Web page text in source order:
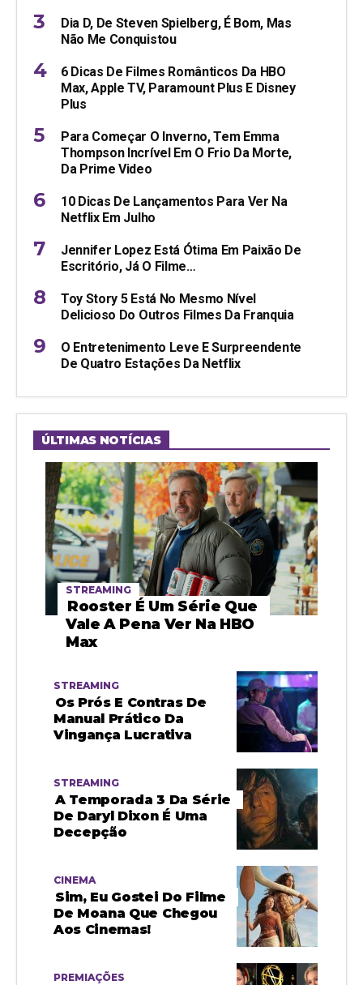
Dia D, De Steven Spielberg, É Bom, Mas
Não Me Conquistou
6 Dicas De Filmes Românticos Da HBO
Max, Apple TV, Paramount Plus E Disney
Plus
Para Começar O Inverno, Tem Emma
Thompson Incrível Em O Frio Da Morte,
Da Prime Video
10 Dicas De Lançamentos Para Ver Na
Netflix Em Julho
Jennifer Lopez Está Ótima Em Paixão De
Escritório, Já O Filme…
Toy Story 5 Está No Mesmo Nível
Delicioso Do Outros Filmes Da Franquia
O Entretenimento Leve E Surpreendente
De Quatro Estações Da Netflix
ÚLTIMAS NOTÍCIAS
STREAMING
Rooster É Um Série Que
Vale A Pena Ver Na HBO
Max
STREAMING
Os Prós E Contras De
Manual Prático Da
Vingança Lucrativa
STREAMING
A Temporada 3 Da Série
De Daryl Dixon É Uma
Decepção
CINEMA
Sim, Eu Gostei Do Filme
De Moana Que Chegou
Aos Cinemas!
PREMIAÇÕES